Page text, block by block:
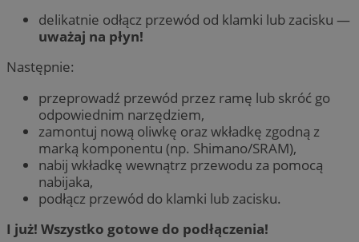
delikatnie odłącz przewód od klamki lub zacisku —
uważaj na płyn!
Następnie:
przeprowadź przewód przez ramę lub skróć go
odpowiednim narzędziem,
zamontuj nową oliwkę oraz wkładkę zgodną z
marką komponentu (np. Shimano/SRAM),
nabij wkładkę wewnątrz przewodu za pomocą
nabijaka,
podłącz przewód do klamki lub zacisku.
I już! Wszystko gotowe do podłączenia!